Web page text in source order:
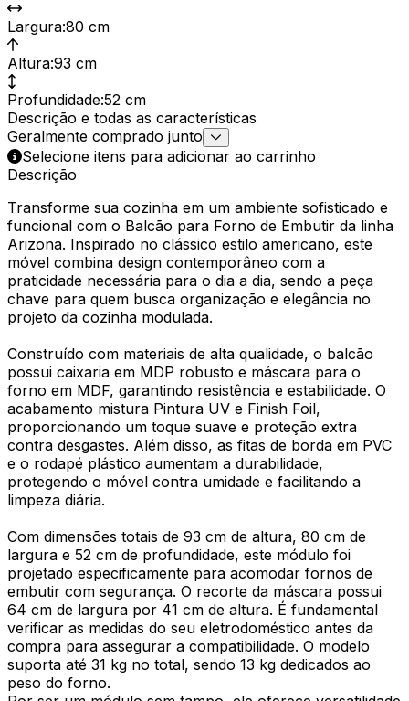
Largura:80 cm
Altura:93 cm
Profundidade:52 cm
Descrição e todas as características
Geralmente comprado junto
Selecione itens para adicionar ao carrinho
Descrição
Transforme sua cozinha em um ambiente sofisticado e
funcional com o Balcão para Forno de Embutir da linha
Arizona. Inspirado no clássico estilo americano, este
móvel combina design contemporâneo com a
praticidade necessária para o dia a dia, sendo a peça
chave para quem busca organização e elegância no
projeto da cozinha modulada.
Construído com materiais de alta qualidade, o balcão
possui caixaria em MDP robusto e máscara para o
forno em MDF, garantindo resistência e estabilidade. O
acabamento mistura Pintura UV e Finish Foil,
proporcionando um toque suave e proteção extra
contra desgastes. Além disso, as fitas de borda em PVC
e o rodapé plástico aumentam a durabilidade,
protegendo o móvel contra umidade e facilitando a
limpeza diária.
Com dimensões totais de 93 cm de altura, 80 cm de
largura e 52 cm de profundidade, este módulo foi
projetado especificamente para acomodar fornos de
embutir com segurança. O recorte da máscara possui
64 cm de largura por 41 cm de altura. É fundamental
verificar as medidas do seu eletrodoméstico antes da
compra para assegurar a compatibilidade. O modelo
suporta até 31 kg no total, sendo 13 kg dedicados ao
peso do forno.